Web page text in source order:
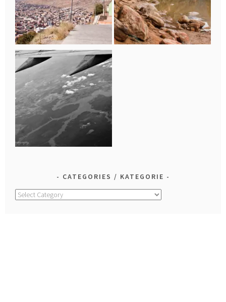
CATEGORIES / KATEGORIE
Categories